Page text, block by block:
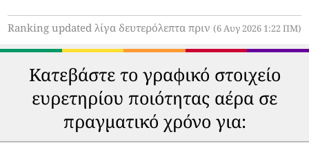
Ranking updated λίγα δευτερόλεπτα πριν (6 Αυγ 2026 1:22 ΠΜ)
Κατεβάστε το γραφικό στοιχείο
ευρετηρίου ποιότητας αέρα σε
πραγματικό χρόνο για: